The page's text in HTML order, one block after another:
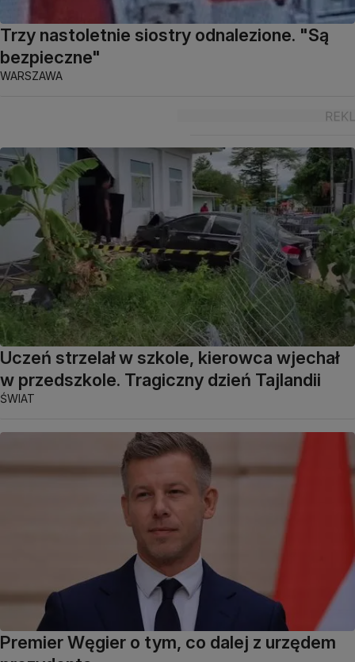
Trzy nastoletnie siostry odnalezione. "Są
bezpieczne"
WARSZAWA
Uczeń strzelał w szkole, kierowca wjechał
w przedszkole. Tragiczny dzień Tajlandii
ŚWIAT
Premier Węgier o tym, co dalej z urzędem